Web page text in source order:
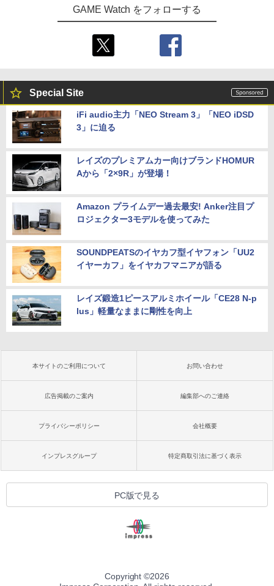
GAME Watch をフォローする
Special Site
iFi audio主力「NEO Stream 3」「NEO iDSD
3」に迫る
レイズのプレミアムカー向けブランドHOMUR
Aから「2×9R」が登場！
Amazon プライムデー過去最安! Anker注目プ
ロジェクター3モデルを使ってみた
SOUNDPEATSのイヤカフ型イヤフォン「UU2
イヤーカフ」をイヤカフマニアが語る
レイズ鍛造1ピースアルミホイール「CE28 N-p
lus」軽量なままに剛性を向上
本サイトのご利用について お問い合わせ
広告掲載のご案内 編集部へのご連絡
プライバシーポリシー 会社概要
インプレスグループ 特定商取引法に基づく表示
PC版で見る
Copyright ©2026